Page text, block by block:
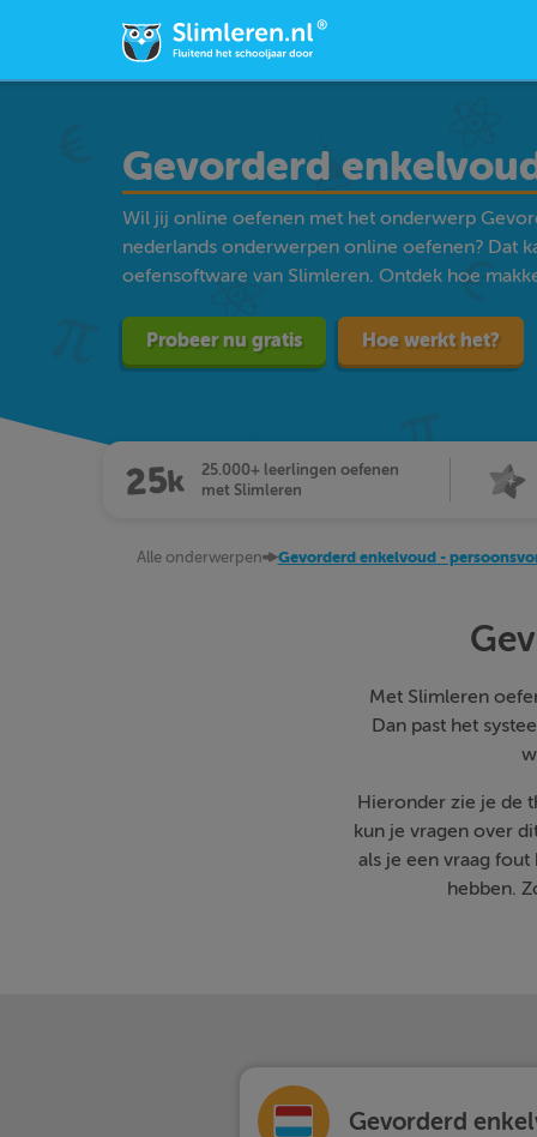
Gevorderd
Wil jij online oefenen met het onderwerp
nederlands onderwerpen online oefenen? Dat
oefensoftware van Slimleren. Ontdek hoe
Probeer nu gratis Hoe werkt het?
25.000+ leerlingen oefenen
met Slimleren
Alle onderwerpen Gevorderd enkelvoud -
Met Slimleren
Dan past het
Hieronder zie je de
kun je vragen over
als je een vraag
hebben.
Gevorderd